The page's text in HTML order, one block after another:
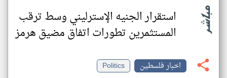
استقرار الجنيه الإسترليني وسط ترقب
المستثمرين تطورات اتفاق مضيق هرمز
اخبار فلسطين
Politics